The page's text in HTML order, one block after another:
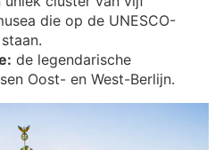
die op de UNESCO-
de legendarische
Oost- en West-Berlijn.